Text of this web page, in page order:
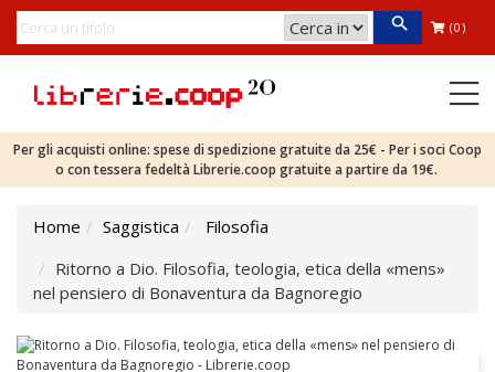
(0)
Per gli acquisti online: spese di spedizione gratuite da 25€ - Per i soci Coop
o con tessera fedeltà Librerie.coop gratuite a partire da 19€.
Home Saggistica
Filosofia
Ritorno a Dio. Filosofia, teologia, etica della «mens»
nel pensiero di Bonaventura da Bagnoregio